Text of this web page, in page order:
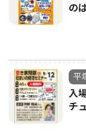
の
平
入
チ